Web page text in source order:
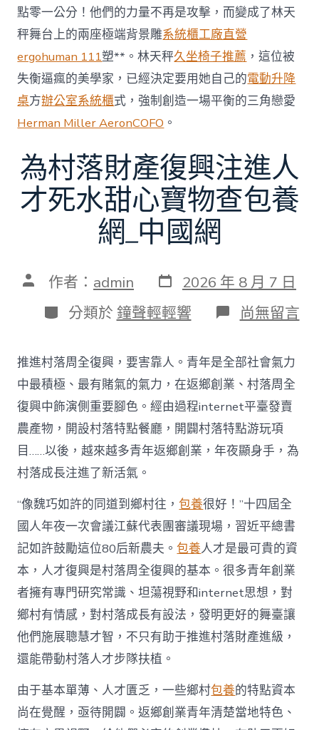
點零一公分！他們的力量不再是攻擊，而變成了林天
秤舞台上的兩座極端背景雕系統櫃工廠直營
ergohuman 111塑**。林天秤久坐椅子推薦 ，這位被
失衡逼瘋的美學家，已經決定要用她自己的電動升降
桌方辦公室系統櫃式，強制創造一場平衡的三角戀愛
Herman Miller AeronCOFO 。
為村落財產復興注進人
才死水甜心寶物查包養
網_中國網
文 作者： admin 發
表
日
期
2026 年 8 月 7 日
分
類
分類於 鐘聲輕輕響 在
〈為
落
財
產
復
興
注
進
人
水
甜
心
寶
物
查
包
養
網
_
中
中
尚無留言
推進村落周全復興，要害靠人。青年是全部社會氣力
中最積極、最有賭氣的氣力，在返鄉創業、村落周全
復興中飾演側重要腳色。經由過程internet平臺發賣
農產物，開設村落特點餐廳，開闢村落特點游玩項
目……以後，越來越多青年返鄉創業，年夜顯身手，為
村落成長注進了新活氣。
“像魏巧如許的同道到鄉村往，包養很好！”十四屆全
國人年夜一次會議江蘇代表團審議現場，習近平總書
記如許鼓勵這位80后新農夫。包養人才是最可貴的資
本，人才復興是村落周全復興的基本。很多青年創業
者擁有專門研究常識、坦蕩視野和internet思想，對
鄉村有情感，對村落成長有設法，發明更好的舞臺讓
他們施展聰慧才智，不只有助于推進村落財產進級，
還能帶動村落人才步隊扶植。
由于基本單薄、人才匱乏，一些鄉村包養的特點資本
尚在覺醒，亟待開闢。返鄉創業青年清楚當地特色、